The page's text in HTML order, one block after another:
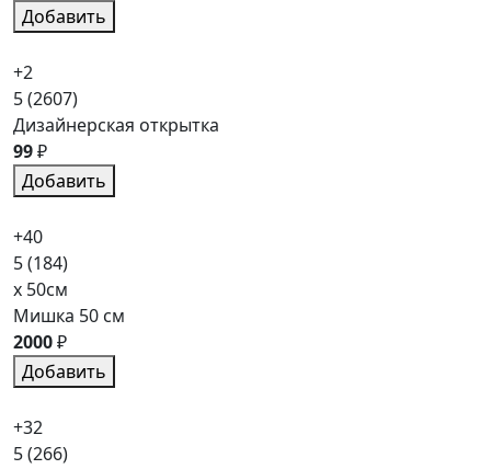
Добавить
+2
5(2607)
Дизайнерская открытка
99₽
Добавить
+40
5(184)
x 50см
Мишка 50 см
2000₽
Добавить
+32
5(266)